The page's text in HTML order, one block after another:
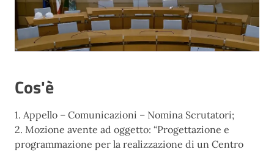
Cos'è
1. Appello – Comunicazioni – Nomina Scrutatori;
2. Mozione avente ad oggetto: “Progettazione e
programmazione per la realizzazione di un Centro